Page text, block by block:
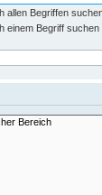
allen Begriffen
einem Begriff suchen